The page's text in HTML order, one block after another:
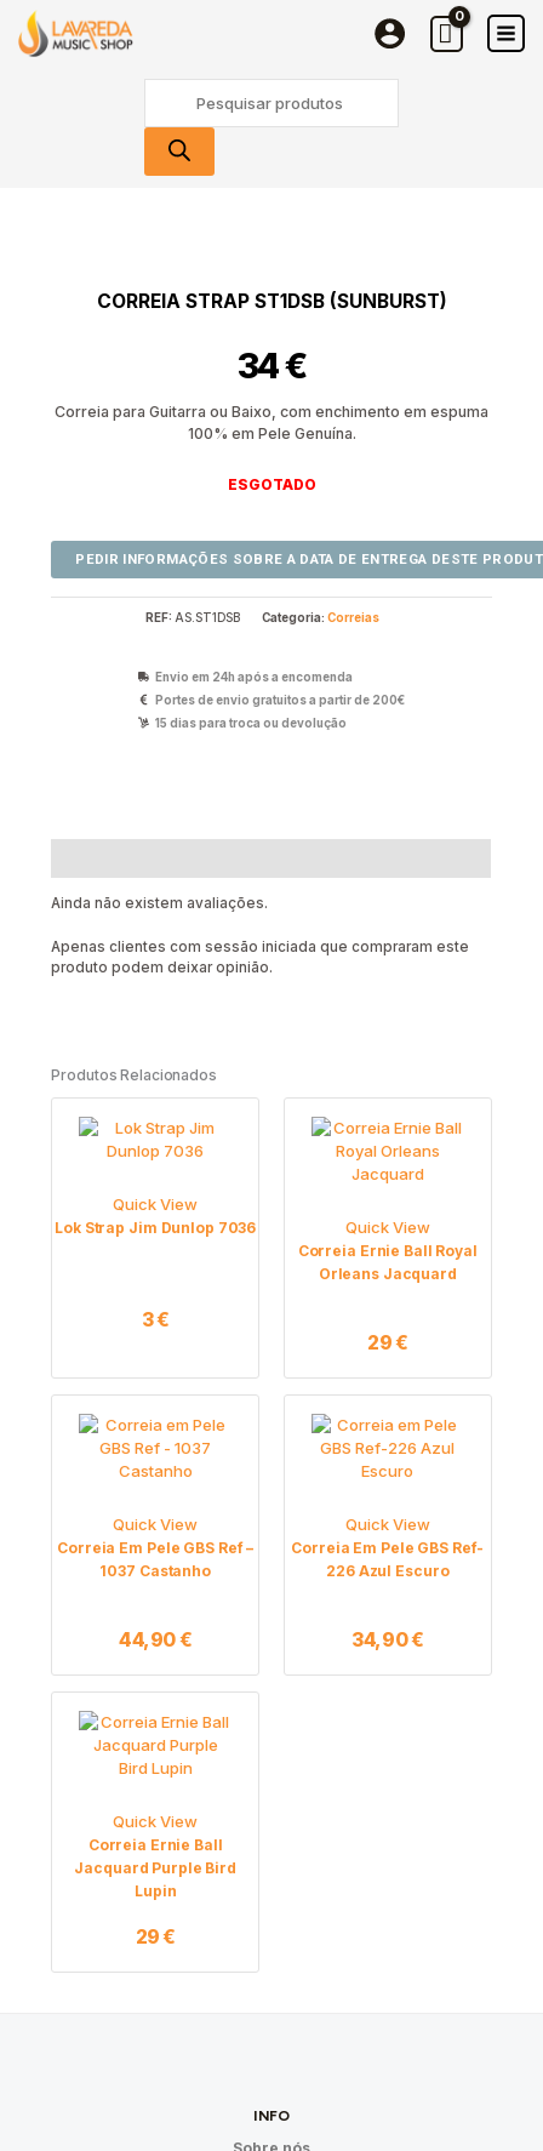
content
search
CORREIA STRAP ST1DSB (SUNBURST)
34€
Correia para Guitarra ou Baixo, com enchimento em espuma
100% em Pele Genuína.
ESGOTADO
REF: AS.ST1DSB Categoria: Correias
Envio em 24h após a encomenda
Portes de envio gratuitos a partir de 200€
15 dias para troca ou devolução
Ainda não existem avaliações.
Apenas clientes com sessão iniciada que compraram este
produto podem deixar opinião.
Produtos Relacionados
Quick View
Lok Strap Jim Dunlop 7036
3€
Quick View
Correia Ernie Ball Royal
Orleans Jacquard
29€
Quick View
Correia Em Pele GBS Ref –
1037 Castanho
44,90€
Quick View
Correia Em Pele GBS Ref-
226 Azul Escuro
34,90€
Quick View
Correia Ernie Ball
Jacquard Purple Bird
Lupin
29€
INFO